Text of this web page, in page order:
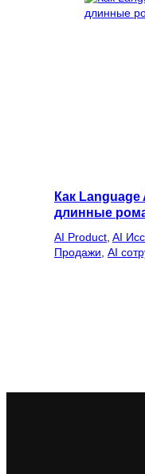
Как
длинные
AI Product AI
Продажи AI